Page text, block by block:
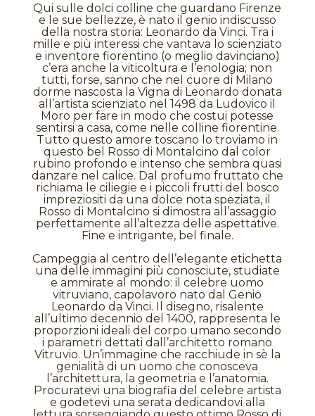
Qui sulle dolci colline che guardano Firenze
e le sue bellezze, è nato il genio indiscusso
della nostra storia: Leonardo da Vinci. Tra i
mille e più interessi che vantava lo scienziato
e inventore fiorentino (o meglio davinciano)
c’era anche la viticoltura e l’enologia; non
tutti, forse, sanno che nel cuore di Milano
dorme nascosta la Vigna di Leonardo donata
all’artista scienziato nel 1498 da Ludovico il
Moro per fare in modo che costui potesse
sentirsi a casa, come nelle colline fiorentine.
Tutto questo amore toscano lo troviamo in
questo bel Rosso di Montalcino dal color
rubino profondo e intenso che sembra quasi
danzare nel calice. Dal profumo fruttato che
richiama le ciliegie e i piccoli frutti del bosco
impreziositi da una dolce nota speziata, il
Rosso di Montalcino si dimostra all’assaggio
perfettamente all’altezza delle aspettative.
Fine e intrigante, bel finale.
Campeggia al centro dell’elegante etichetta
una delle immagini più conosciute, studiate
e ammirate al mondo: il celebre uomo
vitruviano, capolavoro nato dal Genio
Leonardo da Vinci. Il disegno, risalente
all’ultimo decennio del 1400, rappresenta le
proporzioni ideali del corpo umano secondo
i parametri dettati dall’architetto romano
Vitruvio. Un’immagine che racchiude in sè la
genialità di un uomo che conosceva
l’architettura, la geometria e l’anatomia.
Procuratevi una biografia del celebre artista
e godetevi una serata dedicandovi alla